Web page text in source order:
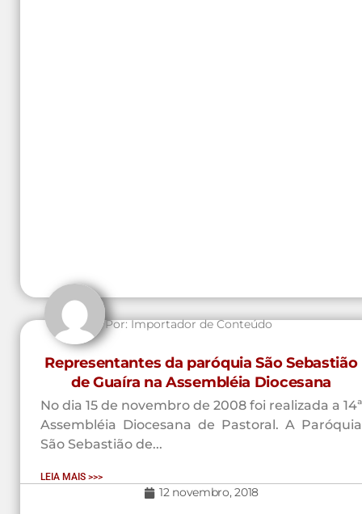
Por:Importador de Conteúdo
Representantes da paróquia São Sebastião
de Guaíra na Assembléia Diocesana
No dia 15 de novembro de 2008 foi realizada a 14ª
Assembléia Diocesana de Pastoral. A Paróquia
São Sebastião de...
LEIA MAIS >>>
12 novembro, 2018